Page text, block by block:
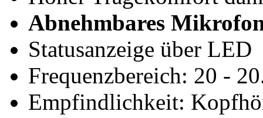
Abnehmbares
Statusanzeige über LED
Frequenzbereich: 20 -
Empfindlichkeit: